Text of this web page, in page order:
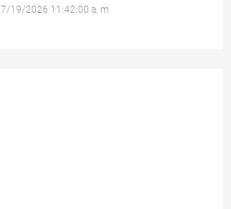
7/19/2026 11:42:00 a. m.